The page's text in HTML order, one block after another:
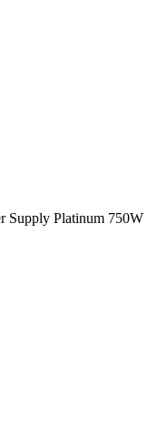
Supply Platinum 750W